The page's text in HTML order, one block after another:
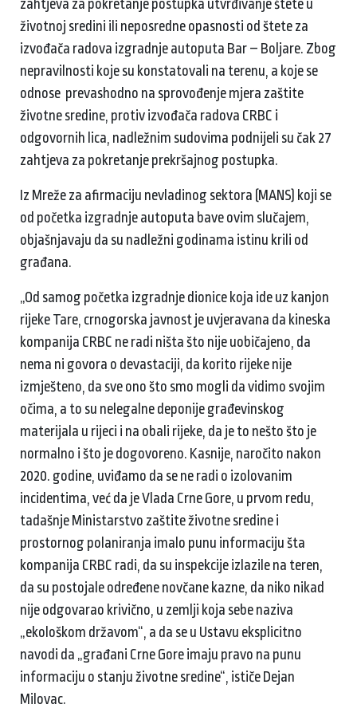
zahtjeva za pokretanje postupka utvrđivanje štete u
životnoj sredini ili neposredne opasnosti od štete za
izvođača radova izgradnje autoputa Bar – Boljare. Zbog
nepravilnosti koje su konstatovali na terenu, a koje se
odnose prevashodno na sprovođenje mjera zaštite
životne sredine, protiv izvođača radova CRBC i
odgovornih lica, nadležnim sudovima podnijeli su čak 27
zahtjeva za pokretanje prekršajnog postupka.
Iz Mreže za afirmaciju nevladinog sektora (MANS) koji se
od početka izgradnje autoputa bave ovim slučajem,
objašnjavaju da su nadležni godinama istinu krili od
građana.
„Od samog početka izgradnje dionice koja ide uz kanjon
rijeke Tare, crnogorska javnost je uvjeravana da kineska
kompanija CRBC ne radi ništa što nije uobičajeno, da
nema ni govora o devastaciji, da korito rijeke nije
izmješteno, da sve ono što smo mogli da vidimo svojim
očima, a to su nelegalne deponije građevinskog
materijala u rijeci i na obali rijeke, da je to nešto što je
normalno i što je dogovoreno. Kasnije, naročito nakon
2020. godine, uviđamo da se ne radi o izolovanim
incidentima, već da je Vlada Crne Gore, u prvom redu,
tadašnje Ministarstvo zaštite životne sredine i
prostornog polaniranja imalo punu informaciju šta
kompanija CRBC radi, da su inspekcije izlazile na teren,
da su postojale određene novčane kazne, da niko nikad
nije odgovarao krivično, u zemlji koja sebe naziva
„ekološkom državom“, a da se u Ustavu eksplicitno
navodi da „građani Crne Gore imaju pravo na punu
informaciju o stanju životne sredine“, ističe Dejan
Milovac.